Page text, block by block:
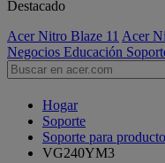
Destacado
Acer Nitro Blaze 11 Acer
Negocios Educación
Hogar
Soporte
Soporte para
VG240YM3